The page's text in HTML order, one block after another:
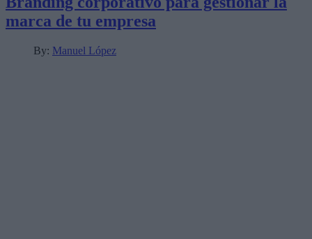
marca de tu empresa
By: Manuel López